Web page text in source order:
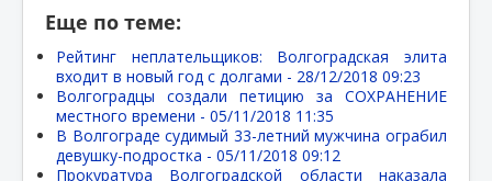
Еще по теме:
Рейтинг неплательщиков: Волгоградская элита
входит в новый год с долгами - 28/12/2018 09:23
Волгоградцы создали петицию за СОХРАНЕНИЕ
местного времени - 05/11/2018 11:35
В Волгограде судимый 33-летний мужчина ограбил
девушку-подростка - 05/11/2018 09:12
Прокуратура Волгоградской области наказала